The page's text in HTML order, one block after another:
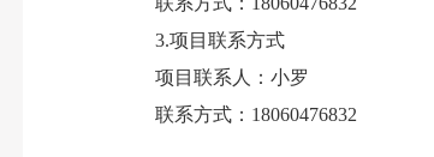
3.项目联系方式
项目联系人：小罗
联系方式：18060476832